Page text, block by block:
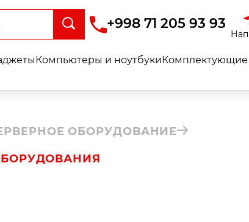
+998 71 205 93 93
Компьютеры и ноутбуки
ОБОРУДОВАНИЕ